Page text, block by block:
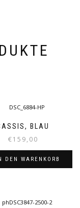
BLAU
€159,00
DEN WARENKORB